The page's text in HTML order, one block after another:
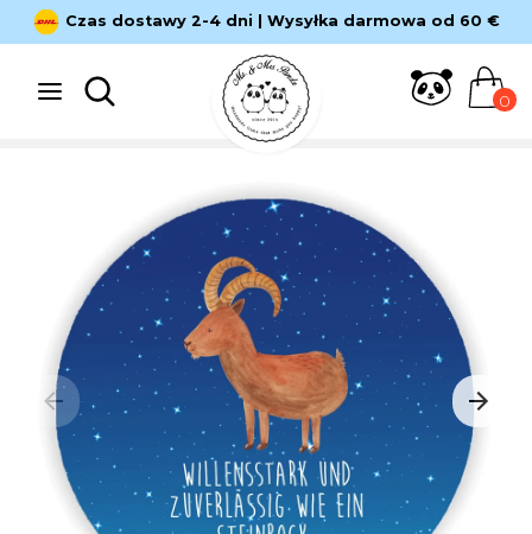
Bezpośrednio
do
Czas dostawy 2-4 dni | Wysyłka darmowa od 60 €
Szukaj
0
SzukajSzukaj